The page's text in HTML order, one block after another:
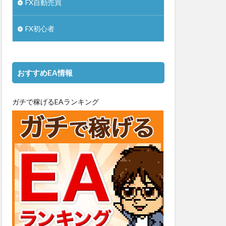
FX自動売買
FX初心者
おすすめEA情報
ガチで稼げるEAランキング